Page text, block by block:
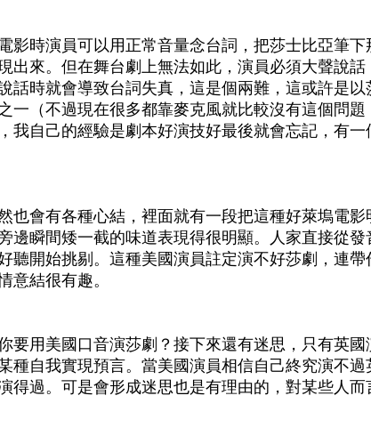
影時演員可以用正常音量念台詞，把莎士比亞筆下
出來。但在舞台劇上無法如此，演員必須大聲說話
話時就會導致台詞失真，這是個兩難，這或許是以
一（不過現在很多都靠麥克風就比較沒有這個問題
我自己的經驗是劇本好演技好最後就會忘記，有一
也會有各種心結，裡面就有一段把這種好萊塢電影
邊瞬間矮一截的味道表現得很明顯。人家直接從發
聽開始挑剔。這種美國演員註定演不好莎劇，連帶
意結很有趣。
要用美國口音演莎劇？接下來還有迷思，只有英國
種自我實現預言。當美國演員相信自己終究演不過
得過。可是會形成迷思也是有理由的，對某些人而